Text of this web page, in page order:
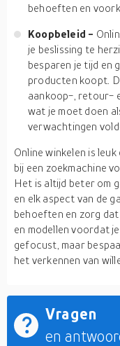
behoeften en
Koopbeleid -
je beslissing te
besparen je tijd en
producten koopt.
aankoop-, retour-
wat je moet doen
verwachtingen
Online winkelen is
bij een zoekmachine
Het is altijd beter om
en elk aspect van de
behoeften en zorg
en modellen voordat
gefocust, maar
het verkennen van
Vragen
en